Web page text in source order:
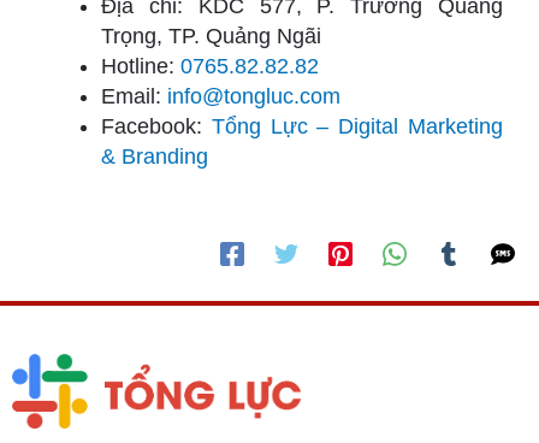
Địa chỉ: KDC 577, P. Trương Quang
Trọng, TP. Quảng Ngãi
Hotline: 0765.82.82.82
Email: info@tongluc.com
Facebook: Tổng Lực – Digital Marketing
& Branding